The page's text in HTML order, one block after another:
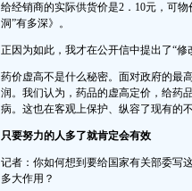
给经销商的实际供货价是2．10元，可
洞”有多深》。
正因为如此，我才在公开信中提出了“
药价虚高不是什么秘密。面对政府的最
润。我们认为，药品的虚高定价，给药
病。这也在客观上保护、纵容了现有的
只要努力的人多了就肯定会有效
记者：你如何想到要给国家有关部委写
多大作用？